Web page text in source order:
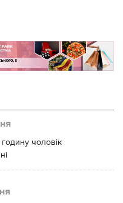
чоловік